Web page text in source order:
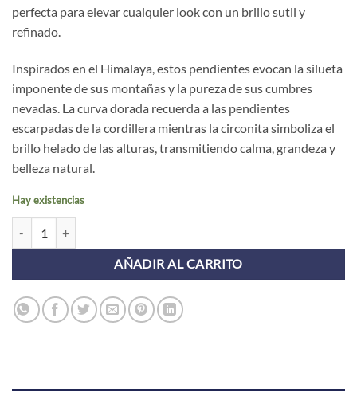
perfecta para elevar cualquier look con un brillo sutil y
refinado.
Inspirados en el Himalaya, estos pendientes evocan la silueta
imponente de sus montañas y la pureza de sus cumbres
nevadas. La curva dorada recuerda a las pendientes
escarpadas de la cordillera mientras la circonita simboliza el
brillo helado de las alturas, transmitiendo calma, grandeza y
belleza natural.
Hay existencias
AÑADIR AL CARRITO